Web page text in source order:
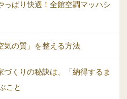
っぱり快適！全館空調マッハシ
気の質」を整える方法
づくりの秘訣は、「納得するま
こと